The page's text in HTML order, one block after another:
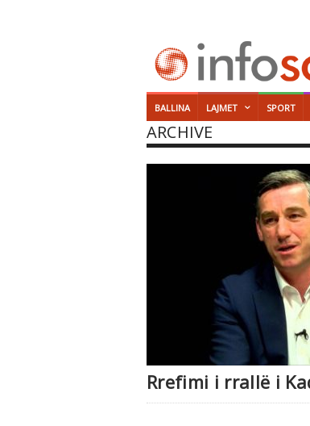
BALLINA LAJMET SPORT
ARCHIVE
Rrefimi i rrallë i